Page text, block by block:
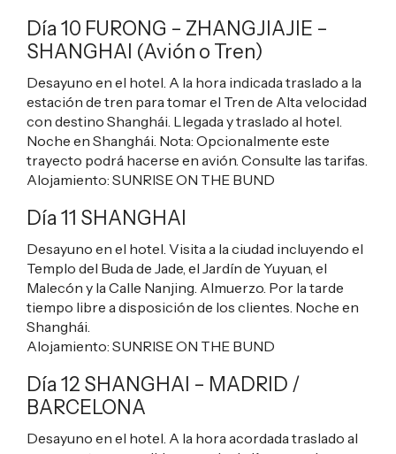
Día 10 FURONG – ZHANGJIAJIE –
SHANGHAI (Avión o Tren)
Desayuno en el hotel. A la hora indicada traslado a la
estación de tren para tomar el Tren de Alta velocidad
con destino Shanghái. Llegada y traslado al hotel.
Noche en Shanghái. Nota: Opcionalmente este
trayecto podrá hacerse en avión. Consulte las tarifas.
Alojamiento: SUNRISE ON THE BUND
Día 11 SHANGHAI
Desayuno en el hotel. Visita a la ciudad incluyendo el
Templo del Buda de Jade, el Jardín de Yuyuan, el
Malecón y la Calle Nanjing. Almuerzo. Por la tarde
tiempo libre a disposición de los clientes. Noche en
Shanghái.
Alojamiento: SUNRISE ON THE BUND
Día 12 SHANGHAI – MADRID /
BARCELONA
Desayuno en el hotel. A la hora acordada traslado al